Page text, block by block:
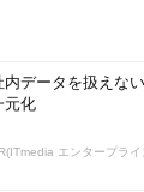
内データを扱えな
元化
エンタープライ